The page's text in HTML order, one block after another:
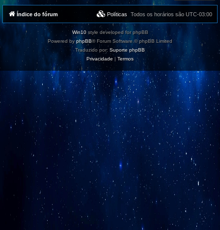
Índice do fórum Todos os horários são UTC-03:00
Políticas
Win10style developed for phpBB
Powered byphpBB® Forum Software © phpBB Limited
Traduzido por: Suporte phpBB
Privacidade | Termos